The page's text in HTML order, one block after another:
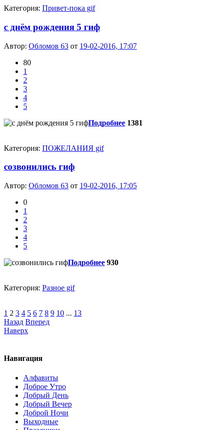
Категория: Привет-пока gif
с днём рождения 5 гиф
Автор: Обломов 63 от 19-02-2016, 17:07
80
1
2
3
4
5
Подробнее 1381
Категория: ПОЖЕЛАНИЯ gif
созвонились гиф
Автор: Обломов 63 от 19-02-2016, 17:05
0
1
2
3
4
5
Подробнее 930
Категория: Разное gif
1 2 3 4 5 6 7 8 9 10 ... 13
Назад Вперед
Наверх
Навигация
Алфавиты
Доброе Утро
Добрый День
Добрый Вечер
Доброй Ночи
Выходные